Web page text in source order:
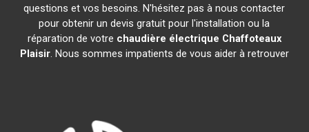
questions et vos besoins. N'hésitez pas à nous contacter
pour obtenir un devis gratuit pour l'installation ou la
réparation de votre chaudière électrique Chaffoteaux
Plaisir. Nous sommes impatients de vous aider à retrouver